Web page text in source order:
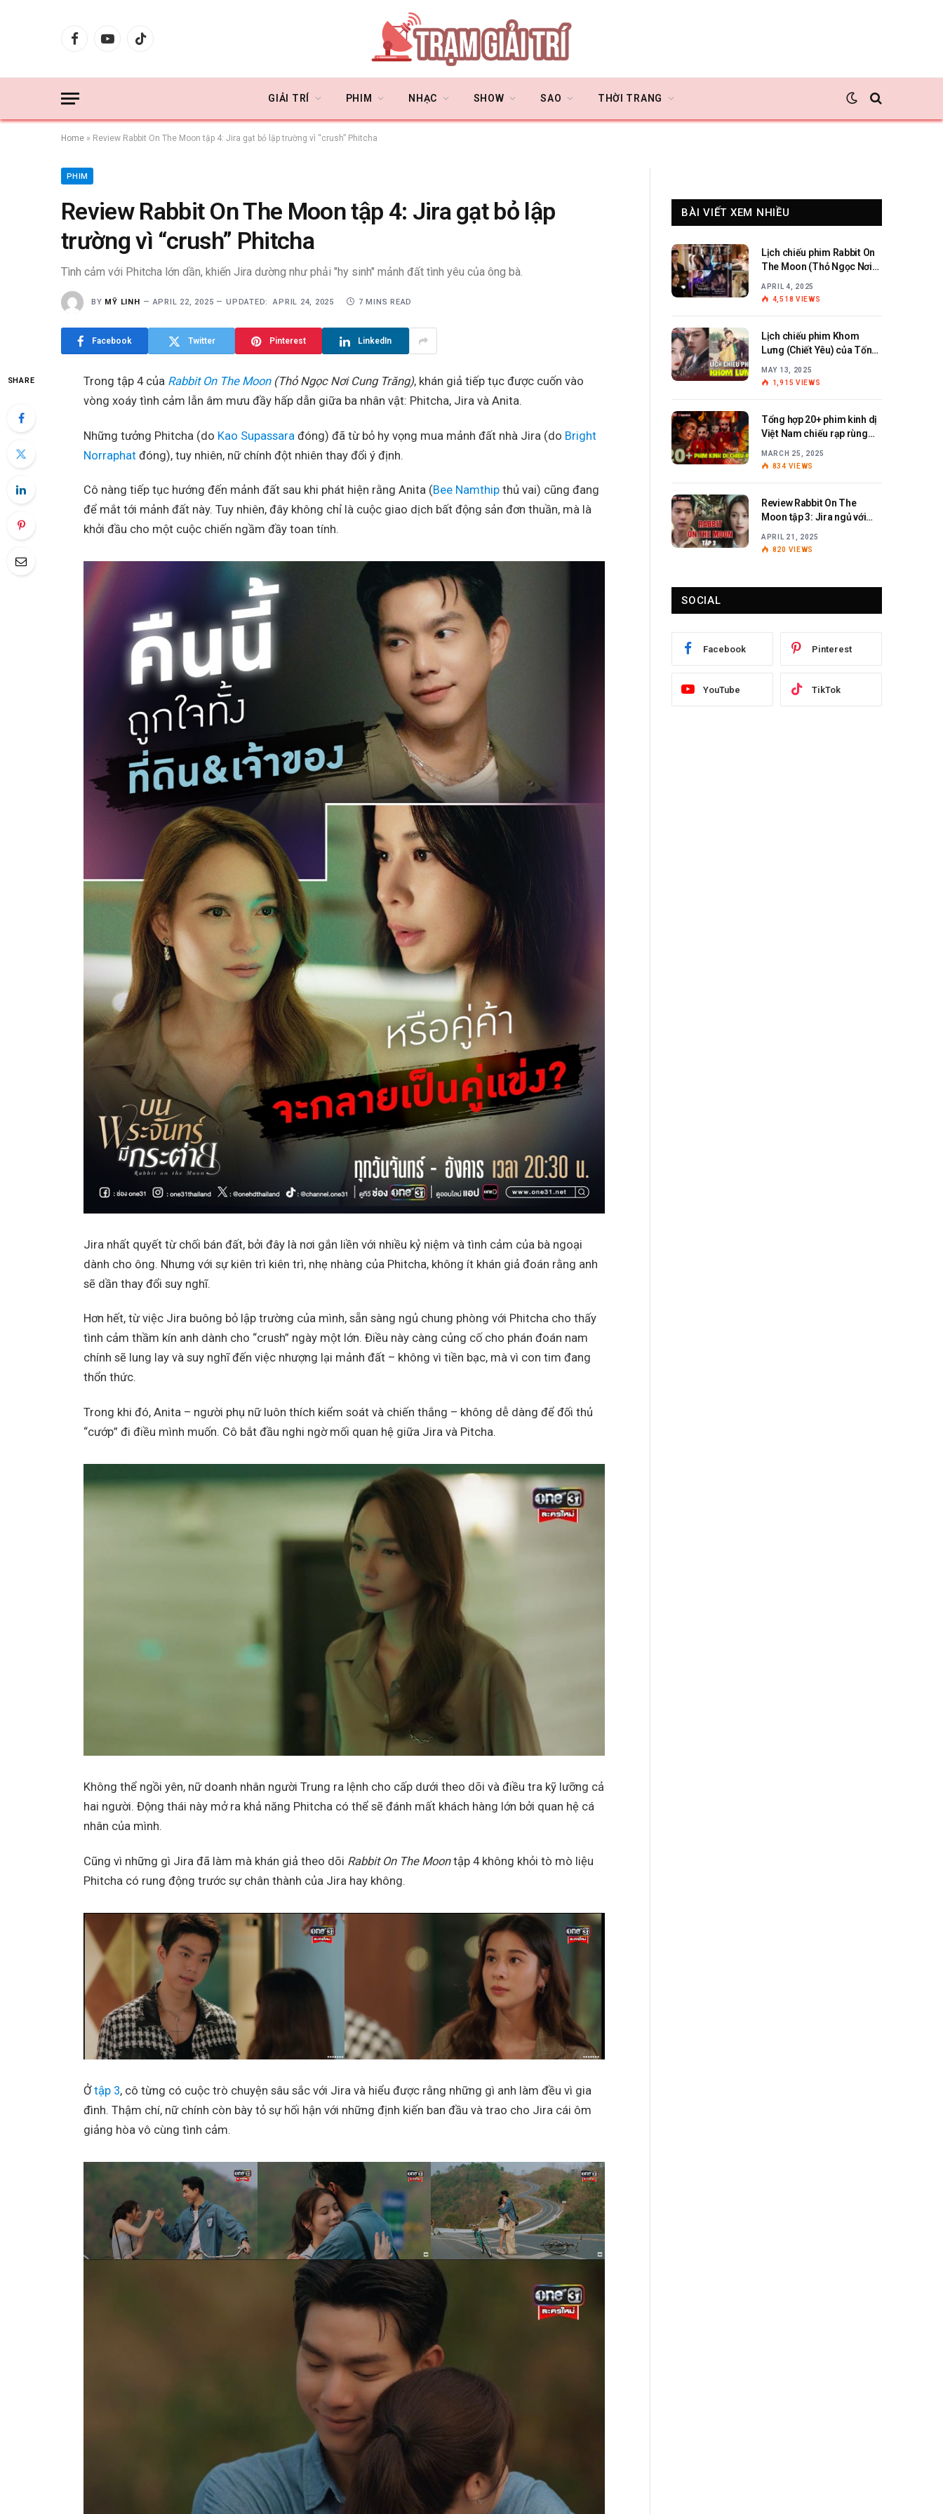
FacebookYouTubeTikTok
GIẢI TRÍ PHIM NHẠC SHOW SAO THỜI TRANG
Home » Review Rabbit On The Moon tập 4: Jira gạt bỏ lập trường vì “crush” Phitcha
PHIM
Review Rabbit On The Moon tập 4: Jira gạt bỏ lập
trường vì “crush” Phitcha
Tình cảm với Phitcha lớn dần, khiến Jira dường như phải "hy sinh" mảnh đất tình yêu của ông bà.
BY MỸ LINH APRIL 22, 2025 UPDATED: APRIL 24, 2025 7 MINS READ
Facebook Twitter Pinterest LinkedIn
SHARE Trong tập 4 của Rabbit On The Moon(Thỏ Ngọc Nơi Cung Trăng), khán giả tiếp tục được cuốn vào
vòng xoáy tình cảm lẫn âm mưu đầy hấp dẫn giữa ba nhân vật: Phitcha, Jira và Anita.
Những tưởng Phitcha (do Kao Supassara đóng) đã từ bỏ hy vọng mua mảnh đất nhà Jira (do Bright
Norraphatđóng), tuy nhiên, nữ chính đột nhiên thay đổi ý định.
Cô nàng tiếp tục hướng đến mảnh đất sau khi phát hiện rằng Anita (Bee Namthipthủ vai) cũng đang
để mắt tới mảnh đất này. Tuy nhiên, đây không chỉ là cuộc giao dịch bất động sản đơn thuần, mà là
khởi đầu cho một cuộc chiến ngầm đầy toan tính.
Jira nhất quyết từ chối bán đất, bởi đây là nơi gắn liền với nhiều kỷ niệm và tình cảm của bà ngoại
dành cho ông. Nhưng với sự kiên trì kiên trì, nhẹ nhàng của Phitcha, không ít khán giả đoán rằng anh
sẽ dần thay đổi suy nghĩ.
Hơn hết, từ việc Jira buông bỏ lập trường của mình, sẵn sàng ngủ chung phòng với Phitcha cho thấy
tình cảm thầm kín anh dành cho “crush” ngày một lớn. Điều này càng củng cố cho phán đoán nam
chính sẽ lung lay và suy nghĩ đến việc nhượng lại mảnh đất – không vì tiền bạc, mà vì con tim đang
thổn thức.
Trong khi đó, Anita – người phụ nữ luôn thích kiểm soát và chiến thắng – không dễ dàng để đối thủ
“cướp” đi điều mình muốn. Cô bắt đầu nghi ngờ mối quan hệ giữa Jira và Pitcha.
Không thể ngồi yên, nữ doanh nhân người Trung ra lệnh cho cấp dưới theo dõi và điều tra kỹ lưỡng cả
hai người. Động thái này mở ra khả năng Phitcha có thể sẽ đánh mất khách hàng lớn bởi quan hệ cá
nhân của mình.
Cũng vì những gì Jira đã làm mà khán giả theo dõi Rabbit On The Moontập 4 không khỏi tò mò liệu
Phitcha có rung động trước sự chân thành của Jira hay không.
Ởtập 3, cô từng có cuộc trò chuyện sâu sắc với Jira và hiểu được rằng những gì anh làm đều vì gia
đình. Thậm chí, nữ chính còn bày tỏ sự hối hận với những định kiến ban đầu và trao cho Jira cái ôm
giảng hòa vô cùng tình cảm.
BÀI VIẾT XEM NHIỀU
Lịch chiếu phim Rabbit On
The Moon (Thỏ Ngọc Nơi
APRIL 4, 2025
4,518 VIEWS
Lịch chiếu phim Khom
Lưng (Chiết Yêu) của Tống
MAY 13, 2025
1,915 VIEWS
Tổng hợp 20+ phim kinh dị
Việt Nam chiếu rạp rùng
MARCH 25, 2025
834 VIEWS
Review Rabbit On The
Moon tập 3: Jira ngủ với
APRIL 21, 2025
820 VIEWS
SOCIAL
Facebook Pinterest
YouTube TikTok